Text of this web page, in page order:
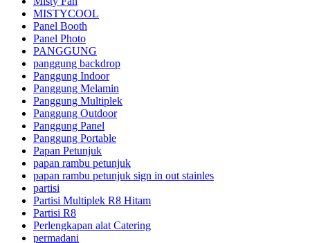
MISTYCOOL
Panel Booth
Panel Photo
PANGGUNG
panggung backdrop
Panggung Indoor
Panggung Melamin
Panggung Multiplek
Panggung Outdoor
Panggung Panel
Panggung Portable
Papan Petunjuk
papan rambu petunjuk
papan rambu petunjuk sign in out stainles
partisi
Partisi Multiplek R8 Hitam
Partisi R8
Perlengkapan alat Catering
permadani